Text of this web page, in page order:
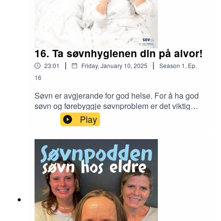
16. Ta søvnhygienen din på alvor!
23:01 | Friday, January 10, 2025 | Season 1, Ep.
16
Søvn er avgjerande for god helse. For å ha god
søvn og førebyggje søvnproblem er det viktig
med god søvnhygiene. Men kva betyr det
egentlig å ha god
søvnhygiene?
I denne episoden av
Søvnpodden forklarar vi kva søvnhygiene er, og
vi serverer deg alle søvnhygieneråda du treng for
å legge til rette for god søvn i kvardagen. Og ikkje
minst – vi forklarer KVIFOR råda er viktige og
KORLEIS dei påverkar søvnen din. Lytt til
episode 16: Ta søvnhygienen din på alvor!
Play